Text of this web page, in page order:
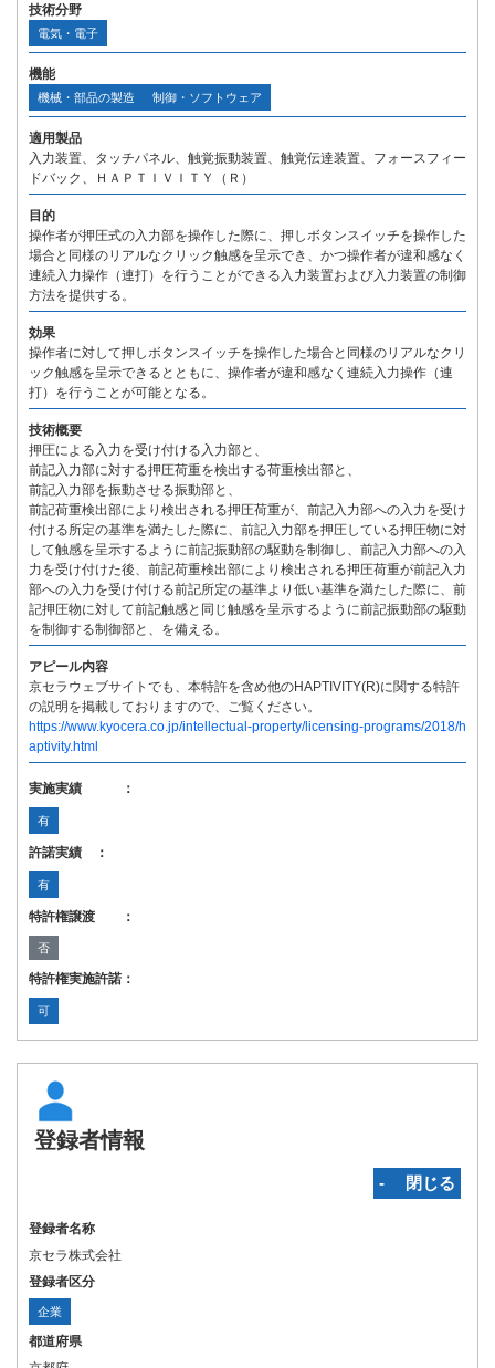
技術分野
電気・電子
機能
機械・部品の製造 制御・ソフトウェア
適用製品
入力装置、タッチパネル、触覚振動装置、触覚伝達装置、フォースフィー
ドバック、ＨＡＰＴＩＶＩＴＹ（Ｒ）
目的
操作者が押圧式の入力部を操作した際に、押しボタンスイッチを操作した
場合と同様のリアルなクリック触感を呈示でき、かつ操作者が違和感なく
連続入力操作（連打）を行うことができる入力装置および入力装置の制御
方法を提供する。
効果
操作者に対して押しボタンスイッチを操作した場合と同様のリアルなクリ
ック触感を呈示できるとともに、操作者が違和感なく連続入力操作（連
打）を行うことが可能となる。
技術概要
押圧による入力を受け付ける入力部と、
前記入力部に対する押圧荷重を検出する荷重検出部と、
前記入力部を振動させる振動部と、
前記荷重検出部により検出される押圧荷重が、前記入力部への入力を受け
付ける所定の基準を満たした際に、前記入力部を押圧している押圧物に対
して触感を呈示するように前記振動部の駆動を制御し、前記入力部への入
力を受け付けた後、前記荷重検出部により検出される押圧荷重が前記入力
部への入力を受け付ける前記所定の基準より低い基準を満たした際に、前
記押圧物に対して前記触感と同じ触感を呈示するように前記振動部の駆動
を制御する制御部と、を備える。
アピール内容
京セラウェブサイトでも、本特許を含め他のHAPTIVITY(R)に関する特許
の説明を掲載しておりますので、ご覧ください。
https://www.kyocera.co.jp/intellectual-property/licensing-programs/2018/h
aptivity.html
実施実績 ：
有
許諾実績 ：
有
特許権譲渡 ：
否
特許権実施許諾：
可
登録者情報
‐ 閉じる
登録者名称
京セラ株式会社
登録者区分
企業
都道府県